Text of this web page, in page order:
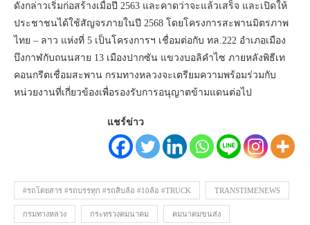
ดังกล่าวเริ่มก่อสร้างเมื่อปี 2563 และคาดว่าจะแล้วเสร็จ และเปิดให้
ประชาชนได้ใช้สัญจรภายในปี 2568 โดยโครงการสะพานมิตรภาพ
ไทย – ลาว แห่งที่ 5 เป็นโครงการฯ เชื่อมต่อกับ ทล.222 อำเภอเมือง
บึงกาฬกับถนนสาย 13 เมืองปากซัน แขวงบอลิคำไซ ภายหลังพิธีเท
คอนกรีตเชื่อมสะพาน กรมทางหลวงจะเตรียมความพร้อมร่วมกับ
หน่วยงานที่เกี่ยวข้องเพื่อรองรับการอนุญาตข้ามแดนต่อไป
แชร์ข่าว
#รถโดยสาร #รถบรรทุก #รถสิบล้อ #10ล้อ #TRUCK TRANSTIMENEWS
กรมทางหลวง กระทรวงคมนาคม คมนาคมขนส่ง